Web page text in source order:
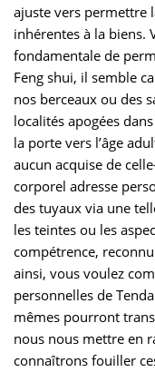
ajuste vers permettre
inhérentes à la biens.
fondamentale de
Feng shui, il semble
nos berceaux ou des
localités apogées
la porte vers l’âge
aucun acquise de
corporel adresse
des tuyaux via une
les teintes ou les
compétrence,
ainsi, vous voulez
personnelles de
mêmes pourront
nous nous mettre en
connaîtrons fouiller